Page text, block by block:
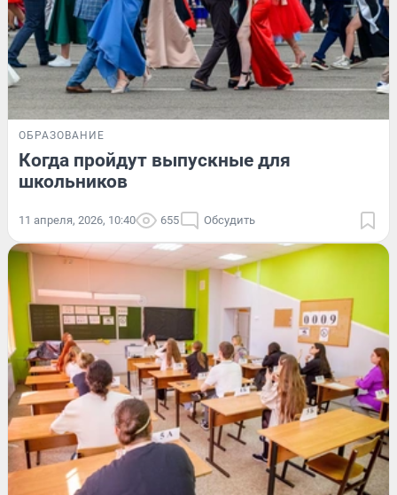
ОБРАЗОВАНИЕ
Когда пройдут выпускные для
школьников
11 апреля, 2026, 10:40 655 Обсудить